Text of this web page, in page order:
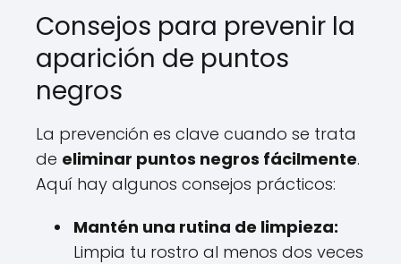
Consejos para prevenir la
aparición de puntos
negros
La prevención es clave cuando se trata
de eliminar puntos negros fácilmente.
Aquí hay algunos consejos prácticos:
Mantén una rutina de limpieza:
Limpia tu rostro al menos dos veces